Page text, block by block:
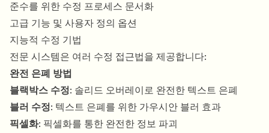
준수를 위한 수정 프로세스 문서화
고급 기능 및 사용자 정의 옵션
지능적 수정 기법
전문 시스템은 여러 수정 접근법을 제공합니다:
완전 은폐 방법
블랙박스 수정: 솔리드 오버레이로 완전한 텍스트 은폐
블러 수정: 텍스트 은폐를 위한 가우시안 블러 효과
픽셀화: 픽셀화를 통한 완전한 정보 파괴